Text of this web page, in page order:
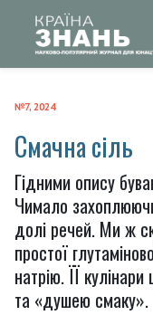
№7, 2024
Смачна сіль
Гідними опису
Чимало
долі речей. Ми ж
простої
натрію. ЇЇ
та «душею смаку».